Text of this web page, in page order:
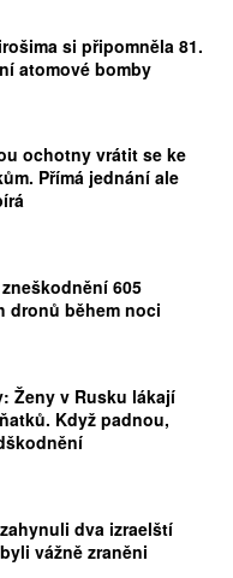
si připomněla 81.
atomové bomby
ochotny vrátit se ke
Přímá jednání ale
605
dronů během noci
Ženy v Rusku lákají
Když padnou,
dva izraelští
vážně zraněni